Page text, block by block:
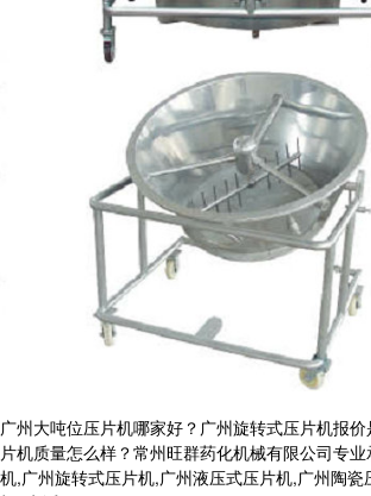
广州大吨位压片机哪家好？广州旋转式压片机报
片机质量怎么样？常州旺群药化机械有限公司专
机,广州旋转式压片机,广州液压式压片机,广州陶